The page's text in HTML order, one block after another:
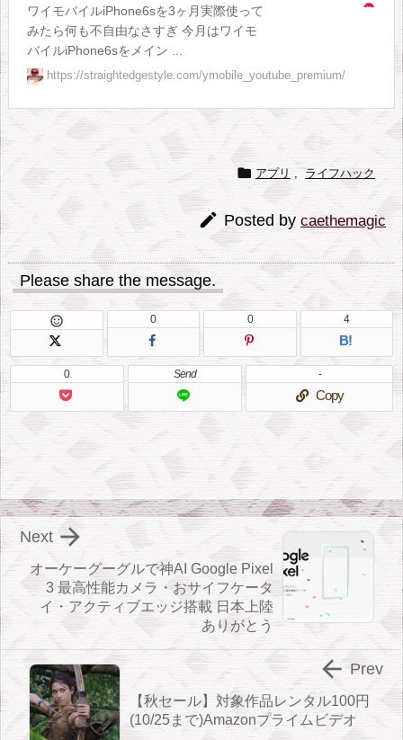
ワイモバイルiPhone6sを3ヶ月実際使って
みたら何も不自由なさすぎ 今月はワイモ
バイルiPhone6sをメイン ...
https://straightedgestyle.com/ymobile_youtube_premium/
 アプリ , ライフハック
 Posted by caethemagic
Please share the message.
 0 0
B!
4
0 Send
Copy
-
オーケーグーグルで神AI Google Pixel
3 最高性能カメラ・おサイフケータ
イ・アクティブエッジ搭載 日本上陸
ありがとう

Next
【秋セール】対象作品レンタル100円
(10/25まで)Amazonプライムビデオ
 Prev